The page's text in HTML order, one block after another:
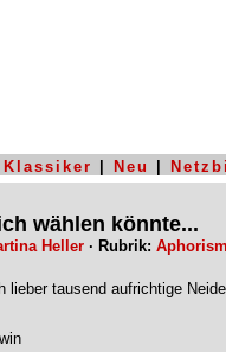
Klassiker Neu
wählen könnte...
Heller · Rubrik:
lieber tausend aufrichtige